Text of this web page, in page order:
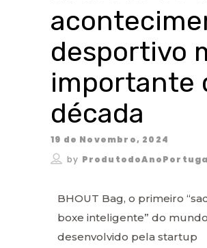
desportivo
importante
década
19 de Novembro, 2024
by
BHOUT Bag, o primeiro
boxe inteligente” do
desenvolvido pela startup